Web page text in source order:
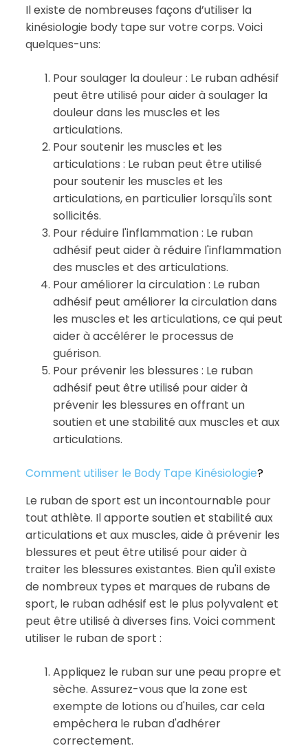
Il existe de nombreuses façons d’utiliser la
kinésiologie body tape sur votre corps. Voici
quelques-uns:
Pour soulager la douleur : Le ruban adhésif
peut être utilisé pour aider à soulager la
douleur dans les muscles et les
articulations.
Pour soutenir les muscles et les
articulations : Le ruban peut être utilisé
pour soutenir les muscles et les
articulations, en particulier lorsqu'ils sont
sollicités.
Pour réduire l'inflammation : Le ruban
adhésif peut aider à réduire l'inflammation
des muscles et des articulations.
Pour améliorer la circulation : Le ruban
adhésif peut améliorer la circulation dans
les muscles et les articulations, ce qui peut
aider à accélérer le processus de
guérison.
Pour prévenir les blessures : Le ruban
adhésif peut être utilisé pour aider à
prévenir les blessures en offrant un
soutien et une stabilité aux muscles et aux
articulations.
Comment utiliser le Body Tape Kinésiologie?
Le ruban de sport est un incontournable pour
tout athlète. Il apporte soutien et stabilité aux
articulations et aux muscles, aide à prévenir les
blessures et peut être utilisé pour aider à
traiter les blessures existantes. Bien qu'il existe
de nombreux types et marques de rubans de
sport, le ruban adhésif est le plus polyvalent et
peut être utilisé à diverses fins. Voici comment
utiliser le ruban de sport :
Appliquez le ruban sur une peau propre et
sèche. Assurez-vous que la zone est
exempte de lotions ou d'huiles, car cela
empêchera le ruban d'adhérer
correctement.